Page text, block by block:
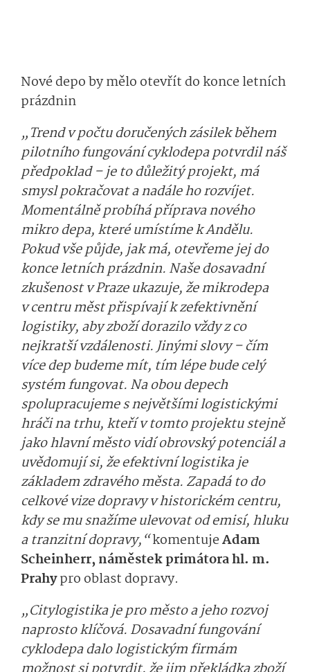
Nové depo by mělo otevřít do konce letních
prázdnin
„Trend v počtu doručených zásilek během
pilotního fungování cyklodepa potvrdil náš
předpoklad – je to důležitý projekt, má
smysl pokračovat a nadále ho rozvíjet.
Momentálně probíhá příprava nového
mikro depa, které umístíme k Andělu.
Pokud vše půjde, jak má, otevřeme jej do
konce letních prázdnin. Naše dosavadní
zkušenost v Praze ukazuje, že mikrodepa
v centru měst přispívají k zefektivnění
logistiky, aby zboží dorazilo vždy z co
nejkratší vzdálenosti. Jinými slovy – čím
více dep budeme mít, tím lépe bude celý
systém fungovat. Na obou depech
spolupracujeme s největšími logistickými
hráči na trhu, kteří v tomto projektu stejně
jako hlavní město vidí obrovský potenciál a
uvědomují si, že efektivní logistika je
základem zdravého města. Zapadá to do
celkové vize dopravy v historickém centru,
kdy se mu snažíme ulevovat od emisí, hluku
a tranzitní dopravy,“komentujeAdam
Scheinherr, náměstek primátora hl. m.
Prahypro oblast dopravy.
„Citylogistika je pro město a jeho rozvoj
naprosto klíčová. Dosavadní fungování
cyklodepa dalo logistickým firmám